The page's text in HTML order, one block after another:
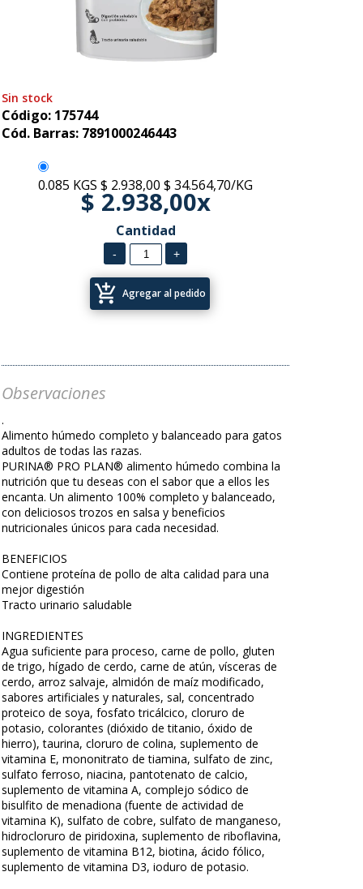
Sin stock
Código: 175744
Cód. Barras: 7891000246443
0.085 KGS $ 2.938,00 $ 34.564,70/KG
$ 2.938,00x
Cantidad
add_shopping_cart Agregar al pedido
Observaciones
.
Alimento húmedo completo y balanceado para gatos
adultos de todas las razas.
PURINA® PRO PLAN® alimento húmedo combina la
nutrición que tu deseas con el sabor que a ellos les
encanta. Un alimento 100% completo y balanceado,
con deliciosos trozos en salsa y beneficios
nutricionales únicos para cada necesidad.
BENEFICIOS
Contiene proteína de pollo de alta calidad para una
mejor digestión
Tracto urinario saludable
INGREDIENTES
Agua suficiente para proceso, carne de pollo, gluten
de trigo, hígado de cerdo, carne de atún, vísceras de
cerdo, arroz salvaje, almidón de maíz modificado,
sabores artificiales y naturales, sal, concentrado
proteico de soya, fosfato tricálcico, cloruro de
potasio, colorantes (dióxido de titanio, óxido de
hierro), taurina, cloruro de colina, suplemento de
vitamina E, mononitrato de tiamina, sulfato de zinc,
sulfato ferroso, niacina, pantotenato de calcio,
suplemento de vitamina A, complejo sódico de
bisulfito de menadiona (fuente de actividad de
vitamina K), sulfato de cobre, sulfato de manganeso,
hidrocloruro de piridoxina, suplemento de riboflavina,
suplemento de vitamina B12, biotina, ácido fólico,
suplemento de vitamina D3, ioduro de potasio.